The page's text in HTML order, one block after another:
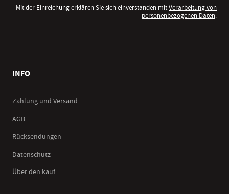
Mit der Einreichung erklären Sie sich einverstanden mitVerarbeitung von
personenbezogenen Daten.
INFO
Zahlung und Versand
AGB
Rücksendungen
Datenschutz
Über den kauf